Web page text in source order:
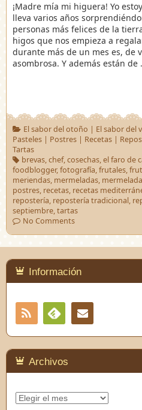
¡Madre mía mi higuera! Yo
lleva varios años
personas más felices de la
higos que nos empieza a
durante más de un mes es, de
asombrosa. Y además están de
El sabor del otoño | El sabor del
Pasteles | Postres | Recetas |
Tartas
brevas,chef,cosechas,el faro de
foodblogger,fotografía,frutales,
meriendas, mermeladas,
postres, recetas, recetas
repostería, repostería tradicional,
septiembre,tartas
No Comments
Información
RSS
Feedly
Archivos
Archivos